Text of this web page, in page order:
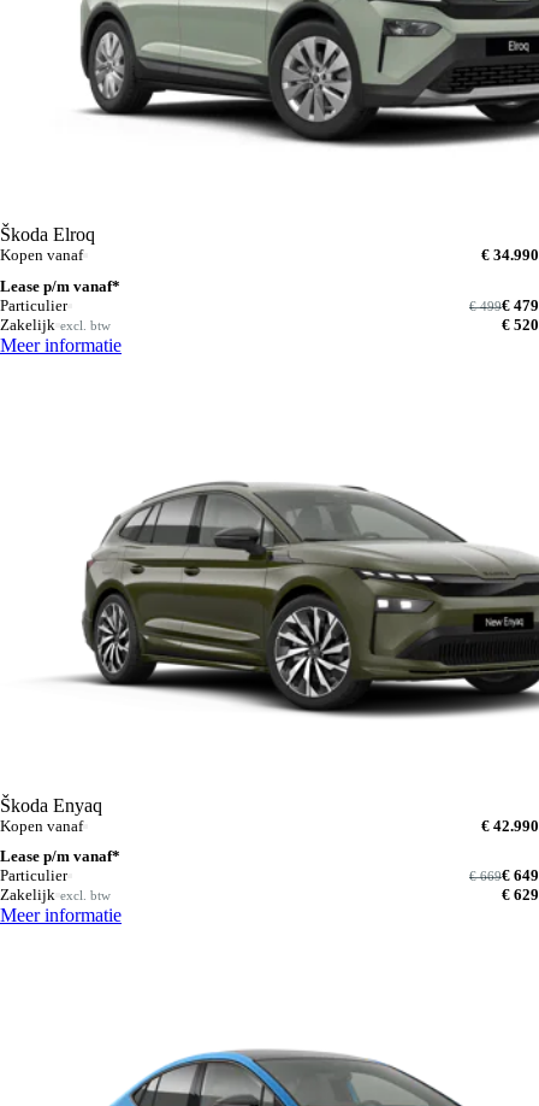
Škoda Elroq
Kopen vanaf
€ 34.990
Lease p/m vanaf*
Particulier
€ 479
€ 499
Zakelijk excl. btw € 520
Meer informatie
Škoda Enyaq
Kopen vanaf
€ 42.990
Lease p/m vanaf*
Particulier
€ 649
€ 669
Zakelijk excl. btw € 629
Meer informatie